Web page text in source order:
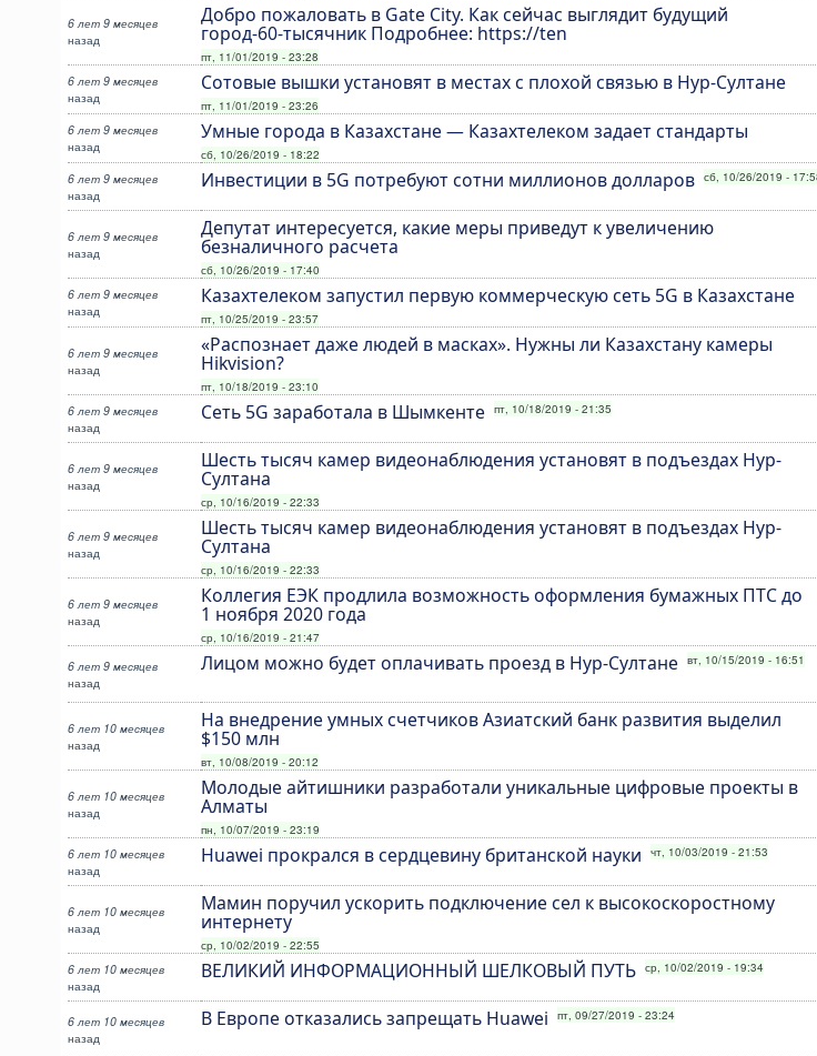
6 лет 9 месяцев
назад
Добро пожаловать в Gate Сity. Как сейчас выглядит будущий
город-60-тысячник Подробнее: https://ten
пт, 11/01/2019 - 23:28
6 лет 9 месяцев
назад
Сотовые вышки установят в местах с плохой связью в Нур-Султане
пт, 11/01/2019 - 23:26
6 лет 9 месяцев
назад
Умные города в Казахстане — Казахтелеком задает стандарты
сб, 10/26/2019 - 18:22
6 лет 9 месяцев
назад
Инвестиции в 5G потребуют сотни миллионов долларов сб, 10/26/2019 -
6 лет 9 месяцев
назад
Депутат интересуется, какие меры приведут к увеличению
безналичного расчета
сб, 10/26/2019 - 17:40
6 лет 9 месяцев
назад
Казахтелеком запустил первую коммерческую сеть 5G в Казахстане
пт, 10/25/2019 - 23:57
6 лет 9 месяцев
назад
«Распознает даже людей в масках». Нужны ли Казахстану камеры
Hikvision?
пт, 10/18/2019 - 23:10
6 лет 9 месяцев
назад
Сеть 5G заработала в Шымкенте пт, 10/18/2019 - 21:35
6 лет 9 месяцев
назад
Шесть тысяч камер видеонаблюдения установят в подъездах Нур-
Султана
ср, 10/16/2019 - 22:33
6 лет 9 месяцев
назад
Шесть тысяч камер видеонаблюдения установят в подъездах Нур-
Султана
ср, 10/16/2019 - 22:33
6 лет 9 месяцев
назад
Коллегия ЕЭК продлила возможность оформления бумажных ПТС до
1 ноября 2020 года
ср, 10/16/2019 - 21:47
6 лет 9 месяцев
назад
Лицом можно будет оплачивать проезд в Нур-Султане вт, 10/15/2019 - 16:51
6 лет 10 месяцев
назад
На внедрение умных счетчиков Азиатский банк развития выделил
$150 млн
вт, 10/08/2019 - 20:12
6 лет 10 месяцев
назад
Молодые айтишники разработали уникальные цифровые проекты в
Алматы
пн, 10/07/2019 - 23:19
6 лет 10 месяцев
назад
Huawei прокрался в сердцевину британской науки чт, 10/03/2019 - 21:53
6 лет 10 месяцев
назад
Мамин поручил ускорить подключение сел к высокоскоростному
интернету
ср, 10/02/2019 - 22:55
6 лет 10 месяцев
назад
ВЕЛИКИЙ ИНФОРМАЦИОННЫЙ ШЕЛКОВЫЙ ПУТЬ ср, 10/02/2019 - 19:34
6 лет 10 месяцев
назад
В Европе отказались запрещать Huawei пт, 09/27/2019 - 23:24